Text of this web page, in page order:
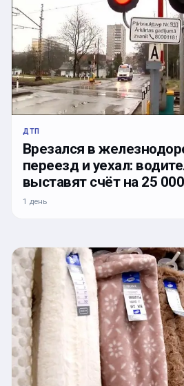
ДТП
Врезался в
переезд и уехал:
выставят счёт на 25
1 день